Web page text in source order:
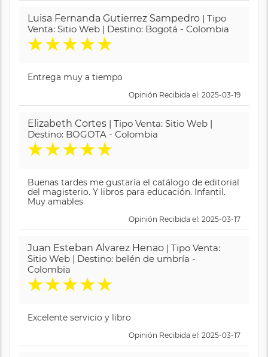
Luisa Fernanda Gutierrez Sampedro | Tipo
Venta: Sitio Web | Destino: Bogotá - Colombia
★★★★★
Entrega muy a tiempo
Opinión Recibida el: 2025-03-19
Elizabeth Cortes | Tipo Venta: Sitio Web |
Destino: BOGOTA - Colombia
★★★★★
Buenas tardes me gustaría el catálogo de editorial
del magisterio. Y libros para educación. Infantil.
Muy amables
Opinión Recibida el: 2025-03-17
Juan Esteban Alvarez Henao | Tipo Venta:
Sitio Web | Destino: belén de umbría -
Colombia
★★★★★
Excelente servicio y libro
Opinión Recibida el: 2025-03-17